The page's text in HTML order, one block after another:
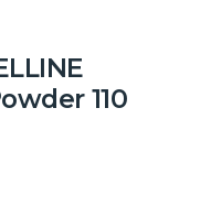
110